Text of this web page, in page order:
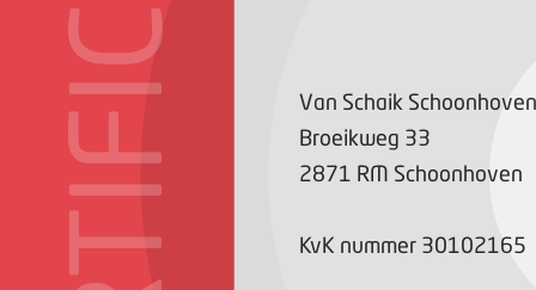
Van Schaik Schoonhoven
Broeikweg 33
2871 RM Schoonhoven
KvK nummer 30102165